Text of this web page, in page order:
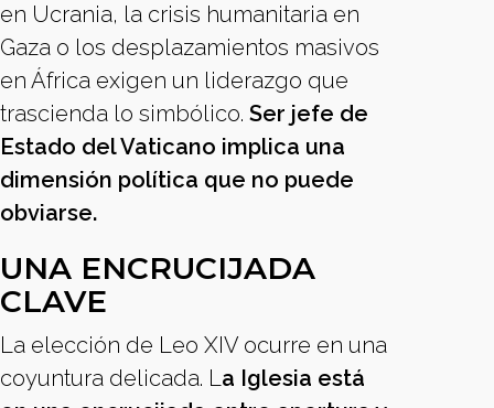
en Ucrania, la crisis humanitaria en
Gaza o los desplazamientos masivos
en África exigen un liderazgo que
trascienda lo simbólico. Ser jefe de
Estado del Vaticano implica una
dimensión política que no puede
obviarse.
UNA ENCRUCIJADA
CLAVE
La elección de Leo XIV ocurre en una
coyuntura delicada. La Iglesia está